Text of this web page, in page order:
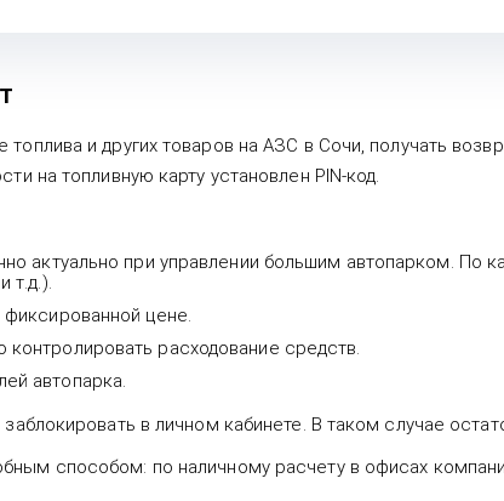
и других товаров на АЗС в Сочи, получать
на топливную карту установлен PIN-код.
актуально при управлении большим автопарком. По
т.д.).
фиксированной цене.
расходование средств.
автопарка.
в личном кабинете. В таком случае
способом: по наличному расчету в офисах